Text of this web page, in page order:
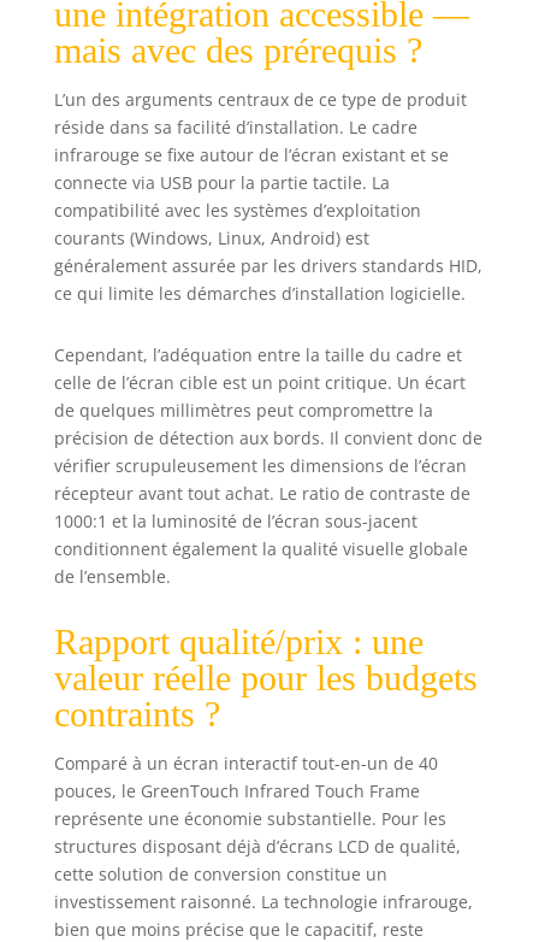
une intégration accessible —
mais avec des prérequis ?
L’un des arguments centraux de ce type de produit
réside dans sa facilité d’installation. Le cadre
infrarouge se fixe autour de l’écran existant et se
connecte via USB pour la partie tactile. La
compatibilité avec les systèmes d’exploitation
courants (Windows, Linux, Android) est
généralement assurée par les drivers standards HID,
ce qui limite les démarches d’installation logicielle.
Cependant, l’adéquation entre la taille du cadre et
celle de l’écran cible est un point critique. Un écart
de quelques millimètres peut compromettre la
précision de détection aux bords. Il convient donc de
vérifier scrupuleusement les dimensions de l’écran
récepteur avant tout achat. Le ratio de contraste de
1000:1 et la luminosité de l’écran sous-jacent
conditionnent également la qualité visuelle globale
de l’ensemble.
Rapport qualité/prix : une
valeur réelle pour les budgets
contraints ?
Comparé à un écran interactif tout-en-un de 40
pouces, le GreenTouch Infrared Touch Frame
représente une économie substantielle. Pour les
structures disposant déjà d’écrans LCD de qualité,
cette solution de conversion constitue un
investissement raisonné. La technologie infrarouge,
bien que moins précise que le capacitif, reste